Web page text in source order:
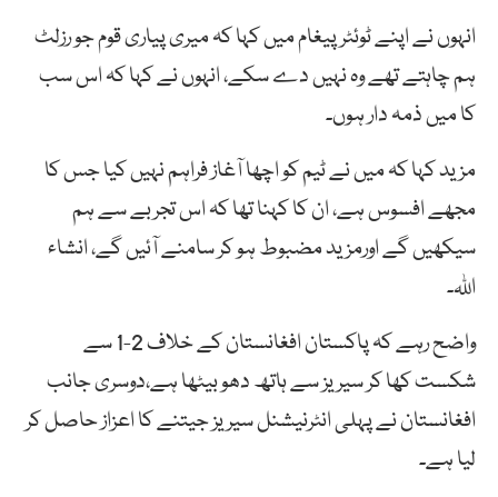
انہوں نے اپنے ٹوئٹر پیغام میں کہا کہ میری پیاری قوم جو رزلٹ
ہم چاہتے تھے وہ نہیں دے سکے، انہوں نے کہا کہ اس سب
کا میں ذمہ دار ہوں۔
مزید کہا کہ میں نے ٹیم کو اچھا آغاز فراہم نہیں کیا جس کا
مجھے افسوس ہے، ان کا کہنا تھا کہ اس تجربے سے ہم
سیکھیں گے اورمزید مضبوط ہو کر سامنے آئیں گے، انشاء
اللہ۔
واضح رہے کہ پاکستان افغانستان کے خلاف 2-1 سے
شکست کھا کر سیریز سے ہاتھ دھو بیٹھا ہے،دوسری جانب
افغانستان نے پہلی انٹرنیشنل سیریز جیتنے کا اعزاز حاصل کر
لیا ہے۔